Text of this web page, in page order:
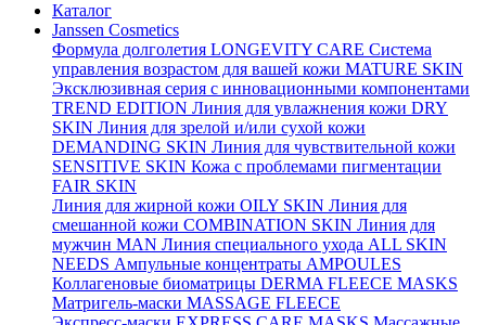
Каталог
Janssen Cosmetics
Формула долголетия LONGEVITY CARE Система
управления возрастом для вашей кожи MATURE SKIN
Эксклюзивная серия с инновационными компонентами
TREND EDITION Линия для увлажнения кожи DRY
SKIN Линия для зрелой и/или сухой кожи
DEMANDING SKIN Линия для чувствительной кожи
SENSITIVE SKIN Кожа с проблемами пигментации
FAIR SKIN
Линия для жирной кожи OILY SKIN Линия для
смешанной кожи COMBINATION SKIN Линия для
мужчин MAN Линия специального ухода ALL SKIN
NEEDS Ампульные концентраты AMPOULES
Коллагеновые биоматрицы DERMA FLEECE MASKS
Матригель-маски MASSAGE FLEECE